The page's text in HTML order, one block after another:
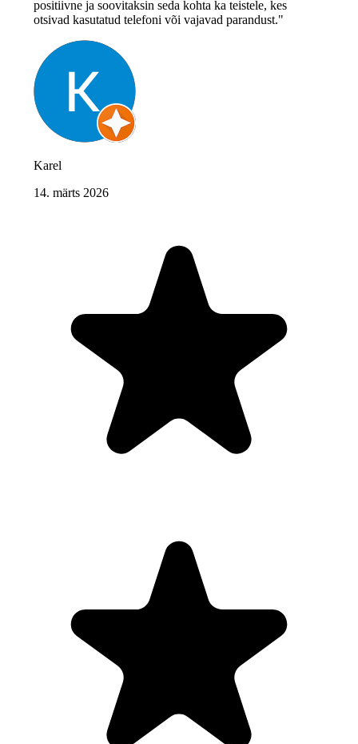
positiivne ja soovitaksin seda kohta ka teistele, kes
otsivad kasutatud telefoni või vajavad parandust."
Karel
14. märts 2026